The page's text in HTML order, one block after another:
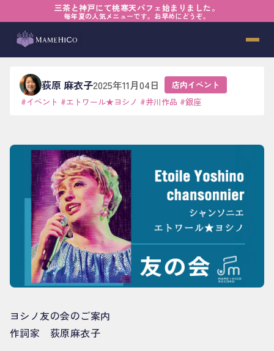
三茶と神戸にて桃寒天パフェ始まりました。
毎年夏の人気メニューです。お早めにどうぞ。
ブログ› 店内イベント› エトワール★ヨシノ 友の会ご案内
エトワール★ヨシノ 友の会ご案内
荻原 麻衣子2025年11月04日
店内イベント
#イベント #エトワール★ヨシノ #井川作品 #銀座
ヨシノ友の会のご案内
作詞家 荻原麻衣子